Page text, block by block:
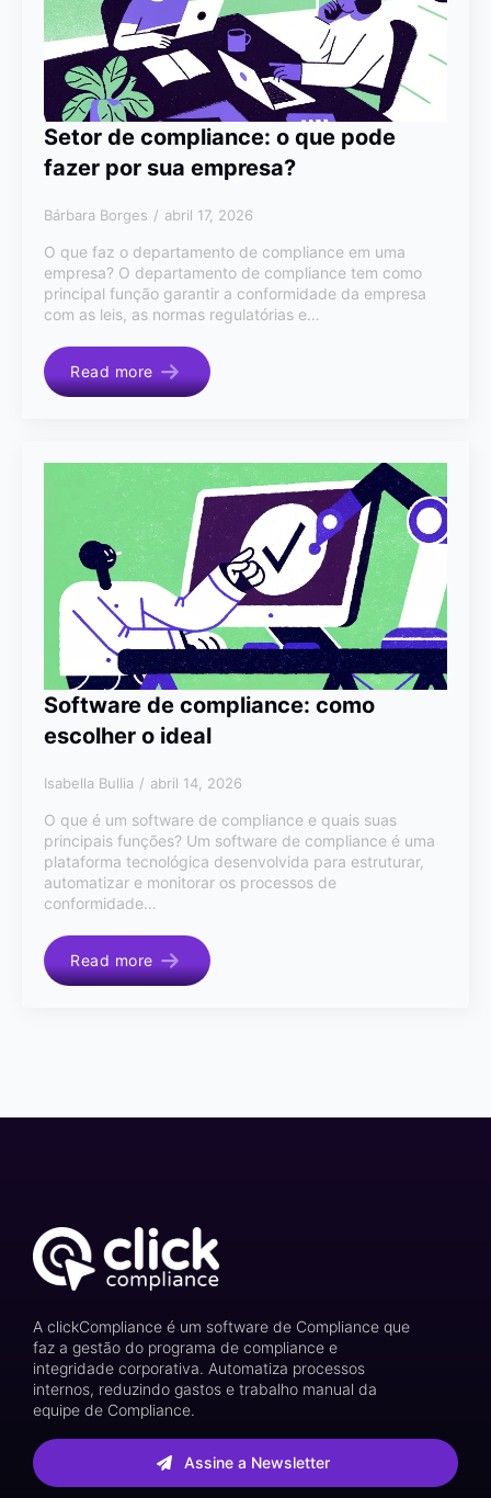
Setor de compliance: o que pode
fazer por sua empresa?
Bárbara Borges abril 17, 2026
O que faz o departamento de compliance em uma
empresa? O departamento de compliance tem como
principal função garantir a conformidade da empresa
com as leis, as normas regulatórias e…
Read more
Software de compliance: como
escolher o ideal
Isabella Bullia abril 14, 2026
O que é um software de compliance e quais suas
principais funções? Um software de compliance é uma
plataforma tecnológica desenvolvida para estruturar,
automatizar e monitorar os processos de
conformidade…
Read more
A clickCompliance é um software de Compliance que
faz a gestão do programa de compliance e
integridade corporativa. Automatiza processos
internos, reduzindo gastos e trabalho manual da
equipe de Compliance.
Assine a Newsletter